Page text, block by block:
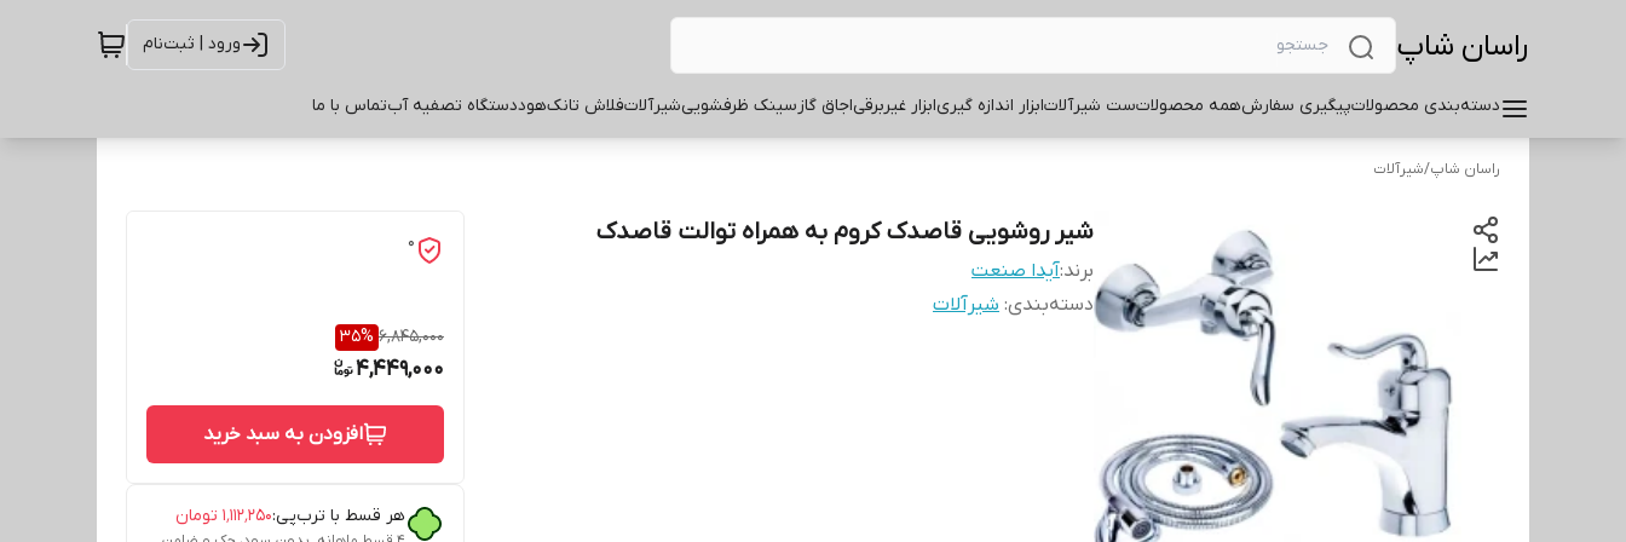
راسان شاپ ورود | ثبت‌نام
دسته‌بندی محصولاتپیگیری سفارشهمه محصولاتست شیرآلاتابزار اندازه گیریابزار غیربرقیاجاق گازسینک ظرفشوییشیرآلاتفلاش تانکهوددستگاه تصفیه آبتماس با ما
راسان شاپ/شیرآلات
شیر روشویی قاصدک کروم به همراه توالت قاصدک
برند:آیدا صنعت
دسته‌بندی: شیرآلات
0
6,845,000
35%
4,449,000
افزودن به سبد خرید
هر قسط با ترب‌پی:۱٬۱۱۲٬۲۵۰ تومان